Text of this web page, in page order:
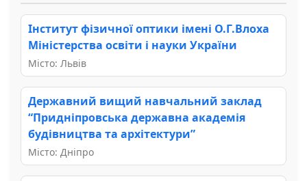
Інститут фізичної оптики імені О.Г.Влоха
Міністерства освіти і науки України
Місто: Львів
Державний вищий навчальний заклад
“Придніпровська державна академія
будівництва та архітектури”
Місто: Дніпро